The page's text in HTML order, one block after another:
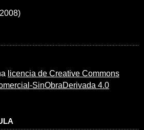
licencia de Creative Commons
SinObraDerivada 4.0